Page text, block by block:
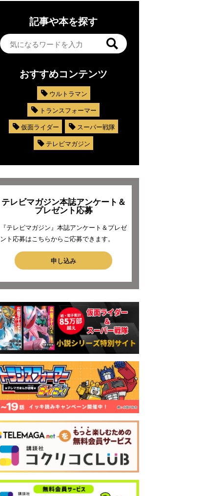
記事や本を探す
おすすめコンテンツ
ウルトラマン
トランスフォーマー
仮面ライダー
スーパー戦隊
テレビマガジン
テレビマガジン本誌アンケート＆
プレゼント応募
『テレビマガジン』本誌アンケート＆プレゼ
ント応募はこちらからご応募できます。
申し込み